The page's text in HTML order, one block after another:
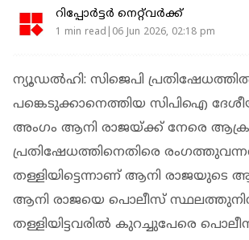
റിപ്പോർട്ടർ നെറ്റ്‌വര്‍ക്ക്‌
1 min read|06 Jun 2026, 02:18 pm
ന്യൂഡല്‍ഹി: സിജെപി
പങ്കെടുക്കാനെത്തിയ സിപിഐ
അം​ഗം ആനി രാജയ്ക്ക് നേരെ
പ്രതിഷേധത്തിനെതിരെ
തള്ളിയിട്ടെന്നാണ് ആനി രാജയുടെ
ആനി രാജയെ പൊലീസ് സ്ഥലത്തുനിന്ന്
തള്ളിയിട്ടവരില്‍ കുറച്ചുപേരെ